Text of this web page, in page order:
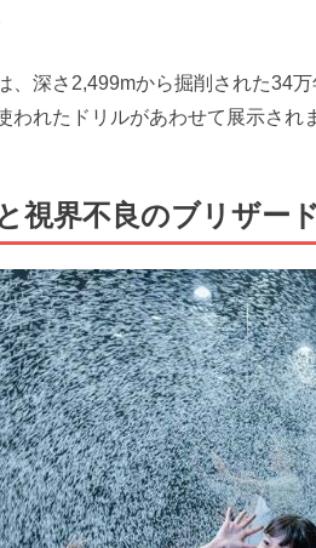
、深さ2,499mから掘削された34
われたドリルがあわせて展示され
視界不良のブリザー